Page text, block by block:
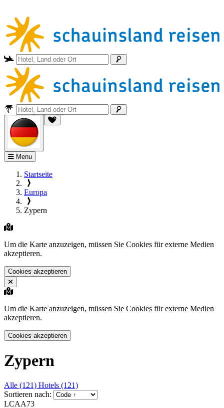
Menu
Startseite
Europa
Zypern
Um die Karte anzuzeigen, müssen Sie Cookies für externe Medien
akzeptieren.
Cookies akzeptieren
Um die Karte anzuzeigen, müssen Sie Cookies für externe Medien
akzeptieren.
Cookies akzeptieren
Zypern
Alle (121) Hotels (121)
Sortieren nach:
LCAA73